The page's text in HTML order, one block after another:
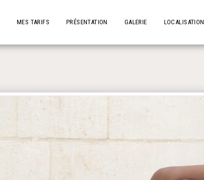
MES TARIFS PRÉSENTATION GALERIE LOCALISATION